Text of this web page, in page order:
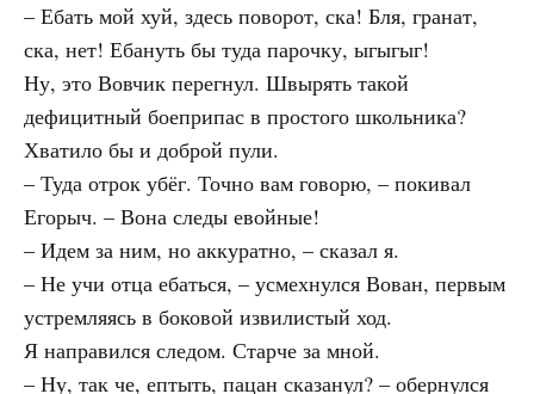
– Ебать мой хуй, здесь поворот, ска! Бля, гранат,
ска, нет! Ебануть бы туда парочку, ыгыгыг!
Ну, это Вовчик перегнул. Швырять такой
дефицитный боеприпас в простого школьника?
Хватило бы и доброй пули.
– Туда отрок убёг. Точно вам говорю, – покивал
Егорыч. – Вона следы евойные!
– Идем за ним, но аккуратно, – сказал я.
– Не учи отца ебаться, – усмехнулся Вован, первым
устремляясь в боковой извилистый ход.
Я направился следом. Старче за мной.
– Ну, так че, ептыть, пацан сказанул? – обернулся